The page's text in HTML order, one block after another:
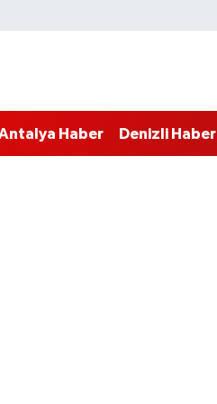
Haber Denizli Haber